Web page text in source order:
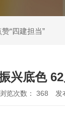
“四建担当”
兴底色
览次数： 368 发